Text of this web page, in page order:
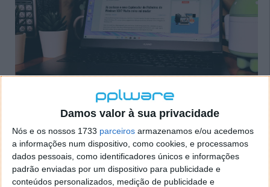
Damos valor à sua privacidade
Nós e os nossos 1733 parceiros armazenamos e/ou acedemos
a informações num dispositivo, como cookies, e processamos
dados pessoais, como identificadores únicos e informações
padrão enviadas por um dispositivo para publicidade e
conteúdos personalizados, medição de publicidade e
Dica: Como bloquear qualquer alteração
no Menu Iniciar no Windows 10